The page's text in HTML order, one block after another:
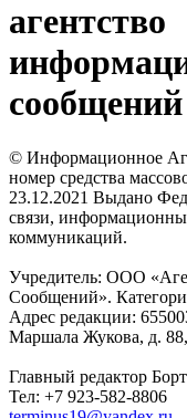
агентство
сообщений
© Информационное
номер средства
23.12.2021 Выдано
связи,
коммуникаций.
Учредитель: ООО
Сообщений».
Адрес редакции:
Маршала Жукова, д.
Главный редактор
Тел: +7 923-582-8806